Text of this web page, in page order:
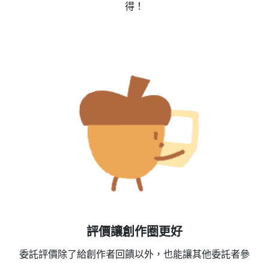
得！
評價讓創作圈更好
委託評價除了給創作者回饋以外，也能讓其他委託者參